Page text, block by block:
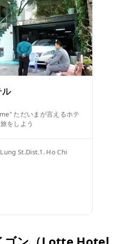
ル
ただいまが言えるホテ
をしよう
St.Dist.1. Ho Chi